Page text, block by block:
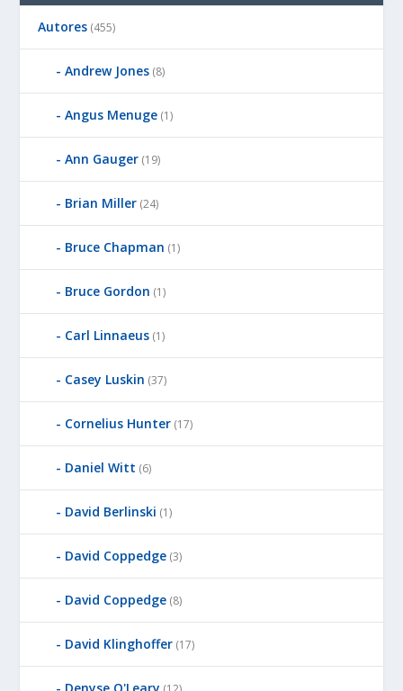
Autores (455)
Andrew Jones (8)
Angus Menuge (1)
Ann Gauger (19)
Brian Miller (24)
Bruce Chapman (1)
Bruce Gordon (1)
Carl Linnaeus (1)
Casey Luskin (37)
Cornelius Hunter (17)
Daniel Witt (6)
David Berlinski (1)
David Coppedge (3)
David Coppedge (8)
David Klinghoffer (17)
Denyse O'Leary